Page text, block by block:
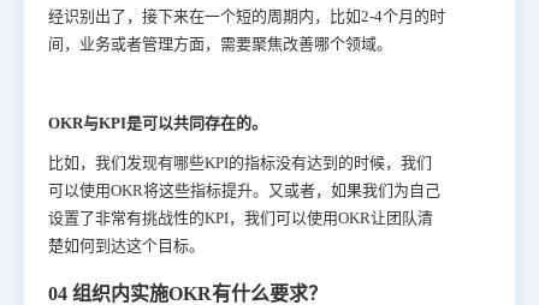
经识别出了，接下来在一个短的周期内，比如2-4个月的时
间，业务或者管理方面，需要聚焦改善哪个领域。
OKR与KPI是可以共同存在的。
比如，我们发现有哪些KPI的指标没有达到的时候，我们
可以使用OKR将这些指标提升。又或者，如果我们为自己
设置了非常有挑战性的KPI，我们可以使用OKR让团队清
楚如何到达这个目标。
04 组织内实施OKR有什么要求？